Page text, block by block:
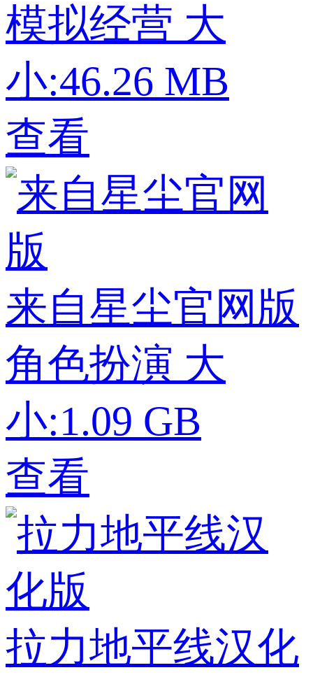
模拟经营 大
小:46.26 MB
查看
来自星尘官网版
角色扮演 大
小:1.09 GB
查看
拉力地平线汉化